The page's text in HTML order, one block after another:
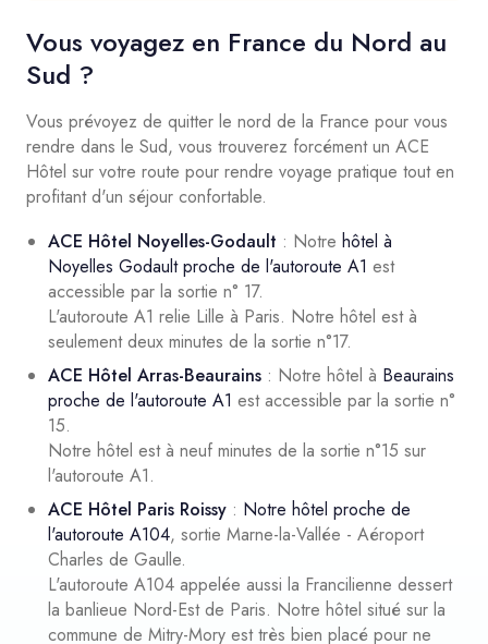
Vous voyagez en France du Nord au
Sud ?
Vous prévoyez de quitter le nord de la France pour vous
rendre dans le Sud, vous trouverez forcément un ACE
Hôtel sur votre route pour rendre voyage pratique tout en
profitant d'un séjour confortable.
ACE Hôtel Noyelles-Godault : Notre hôtel à
Noyelles Godault proche de l'autoroute A1 est
accessible par la sortie n° 17.
L'autoroute A1 relie Lille à Paris. Notre hôtel est à
seulement deux minutes de la sortie n°17.
ACE Hôtel Arras-Beaurains : Notre hôtel à Beaurains
proche de l'autoroute A1 est accessible par la sortie n°
15.
Notre hôtel est à neuf minutes de la sortie n°15 sur
l'autoroute A1.
ACE Hôtel Paris Roissy : Notre hôtel proche de
l'autoroute A104, sortie Marne-la-Vallée - Aéroport
Charles de Gaulle.
L'autoroute A104 appelée aussi la Francilienne dessert
la banlieue Nord-Est de Paris. Notre hôtel situé sur la
commune de Mitry-Mory est très bien placé pour ne